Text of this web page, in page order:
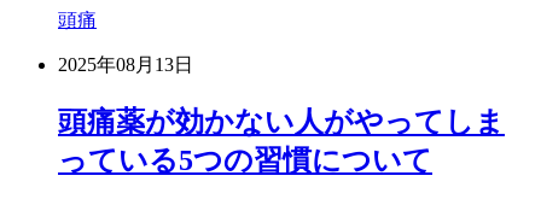
頭痛
2025年08月13日
頭痛薬が効かない人がやってしま
っている5つの習慣について